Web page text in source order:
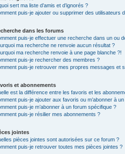
sert ma liste d’amis et d’ignorés ?
puis-je ajouter ou supprimer des utilisateurs
dans les forums
puis-je effectuer une recherche dans un ou
ma recherche ne renvoie aucun résultat ?
ma recherche renvoie à une page blanche ?!
puis-je rechercher des membres ?
puis-je retrouver mes propres messages et
et abonnements
est la différence entre les favoris et les
puis-je ajouter aux favoris ou m’abonner à
puis-je m’abonner à un forum spécifique ?
puis-je résilier mes abonnements ?
jointes
pièces jointes sont autorisées sur ce forum ?
puis-je retrouver toutes mes pièces jointes ?